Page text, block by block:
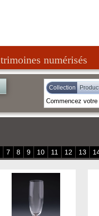
numérisés
Collection
7 8 9 10 11 12 13